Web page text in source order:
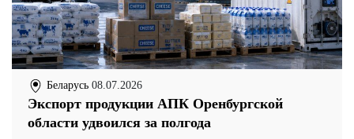
Беларусь 08.07.2026
Экспорт продукции АПК Оренбургской
области удвоился за полгода